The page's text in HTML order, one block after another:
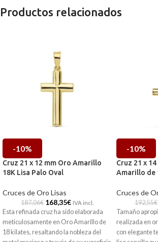
Productos relacionados
-10%
Cruz 21 x 12 mm Oro Amarillo
18K Lisa Palo Oval
Cruces de Oro Lisas
187,06€ 168,35€ IVA incl.
Esta refinada cruz ha sido elaborada
meticulosamente en Oro Amarillo de
18 kilates, resaltando la nobleza del
-10%
Cruz 21 x
Amarillo de
Cruces de
192,55€
Tamaño
realizada en
con elegante